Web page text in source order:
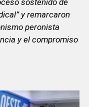
y remarcaron
peronista
y el compromiso